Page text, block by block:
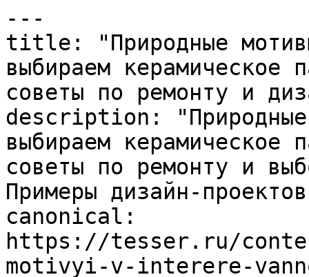
---
title: "Природные
выбираем керамическое
советы по ремонту и
description: "Природные
выбираем керамическое
советы по ремонту и
Примеры дизайн-
canonical:
https://tesser.ru/
motivyi-v-interere-